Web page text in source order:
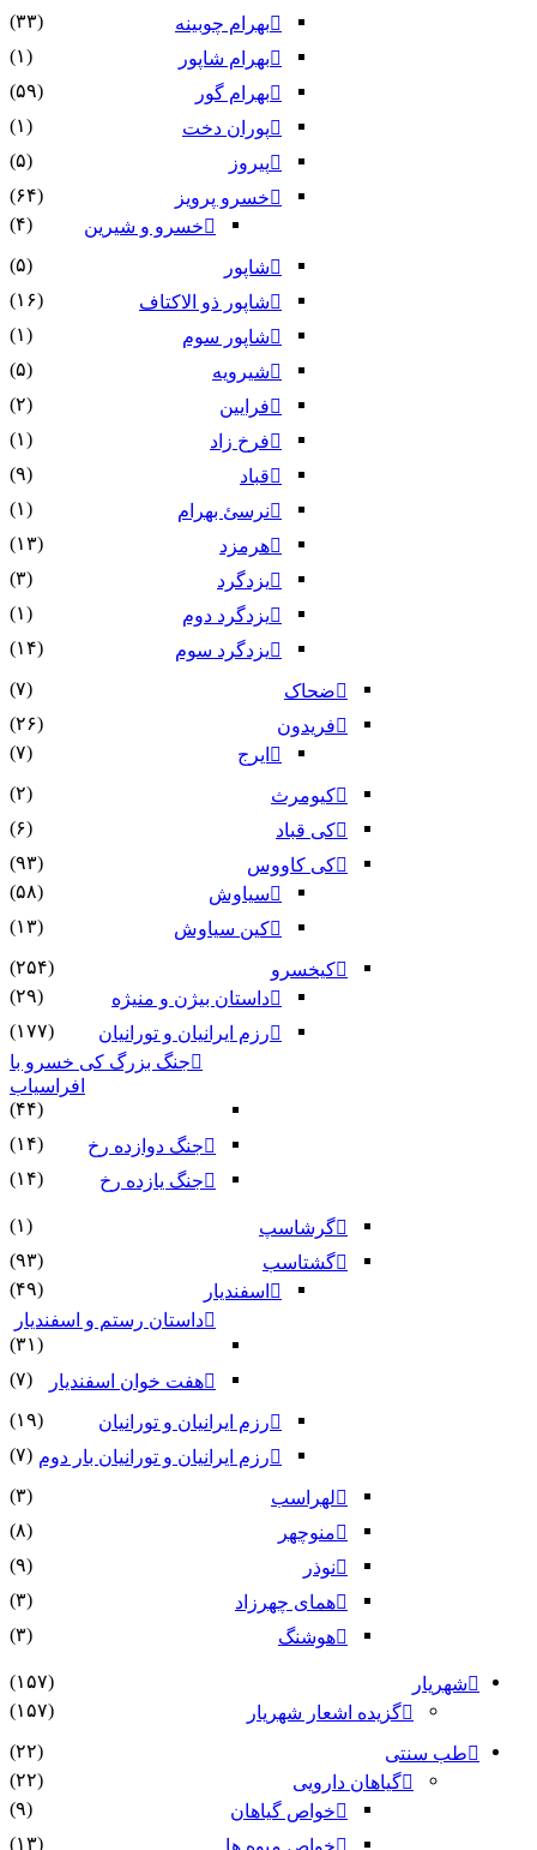
بهرام چوبینه
(۳۳)
بهرام شاپور
(۱)
بهرام گور
(۵۹)
پوران دخت
(۱)
پیروز
(۵)
خسرو پرویز
(۶۴)
خسرو و شیرین
(۴)
شاپور
(۵)
شاپور ذو الاکتاف
(۱۶)
شاپور سوم‏
(۱)
شیرویه
(۵)
فرایین
(۲)
فرخ زاد
(۱)
قباد
(۹)
نرسئ بهرام‏
(۱)
هرمزد
(۱۳)
یزدگرد
(۳)
یزدگرد دوم
(۱)
یزدگرد سوم
(۱۴)
ضحاک
(۷)
فریدون
(۲۶)
ایرج
(۷)
کیومرث
(۲)
کی قباد
(۶)
کی کاووس
(۹۳)
سیاوش
(۵۸)
کین سیاوش
(۱۳)
کیخسرو
(۲۵۴)
داستان بیژن و منیژه
(۲۹)
رزم ایرانیان و تورانیان
(۱۷۷)
جنگ بزرگ کی خسرو با
افراسیاب
(۴۴)
جنگ دوازده رخ
(۱۴)
جنگ یازده رخ
(۱۴)
گرشاسپ
(۱)
گشتاسب
(۹۳)
اسفندیار
(۴۹)
داستان رستم و اسفندیار
(۳۱)
هفت خوان اسفندیار
(۷)
رزم ایرانیان و تورانیان
(۱۹)
رزم ایرانیان و تورانیان بار دوم (۷)
لهراسب
(۳)
منوچهر
(۸)
نوذر
(۹)
هماى چهرزاد
(۳)
هوشنگ
(۳)
شهریار
(۱۵۷)
گزیده اشعار شهریار
(۱۵۷)
طب سنتی
(۲۲)
گیاهان دارویی
(۲۲)
خواص گیاهان
(۹)
خواص میوه ها
(۱۳)